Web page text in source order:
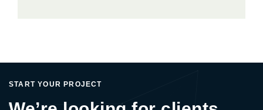
START YOUR PROJECT